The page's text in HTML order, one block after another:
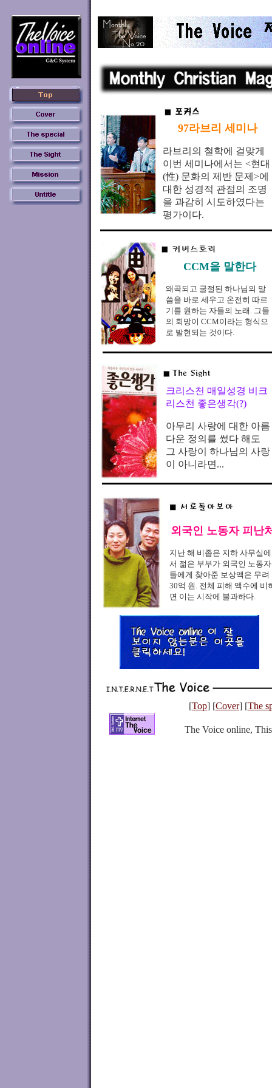
97라브리 세미나
라브리의 철학에 걸맞게
이번 세미나에서는 <현대
(性) 문화의 제반 문제>에
대한 성경적 관점의 조명
을 과감히 시도하였다는
평가이다.
CCM을 말한다
왜곡되고 굴절된 하나님의 말
씀을 바로 세우고 온전히 따르
기를 원하는 자들의 노래. 그들
의 회망이 CCM이라는 형식으
로 발현되는 것이다.
크리스천 매일성경 비크
리스천 좋은생각(?)
아무리 사랑에 대한 아름
다운 정의를 썼다 해도
그 사랑이 하나님의 사랑
이 아니라면...
외국인 노동자 피난
지난 해 비좁은 지하 사무실에
서 젊은 부부가 외국인 노동자
들에게 찾아준 보상액은 무려
30억 원. 전체 피해 액수에 비
면 이는 시작에 불과하다.
[Top] [Cover] [The
The Voice online,